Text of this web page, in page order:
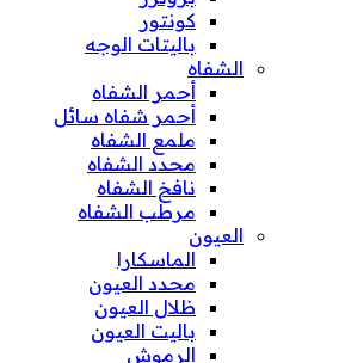
كونتور
باليتات الوجه
الشفاه
أحمر الشفاه
أحمر شفاه سائل
ملمع الشفاه
محدد الشفاه
نافخ الشفاه
مرطب الشفاه
العيون
الماسكارا
محدد العيون
ظلال العيون
باليت العيون
الرموش